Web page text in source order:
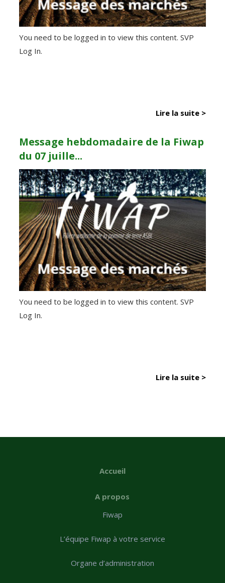
You need to be logged in to view this content. SVP
Log In.
Lire la suite >
Message hebdomadaire de la Fiwap
du 07 juille...
You need to be logged in to view this content. SVP
Log In.
Lire la suite >
Accueil
A propos
Fiwap
L’équipe Fiwap à votre service
Organe d’administration